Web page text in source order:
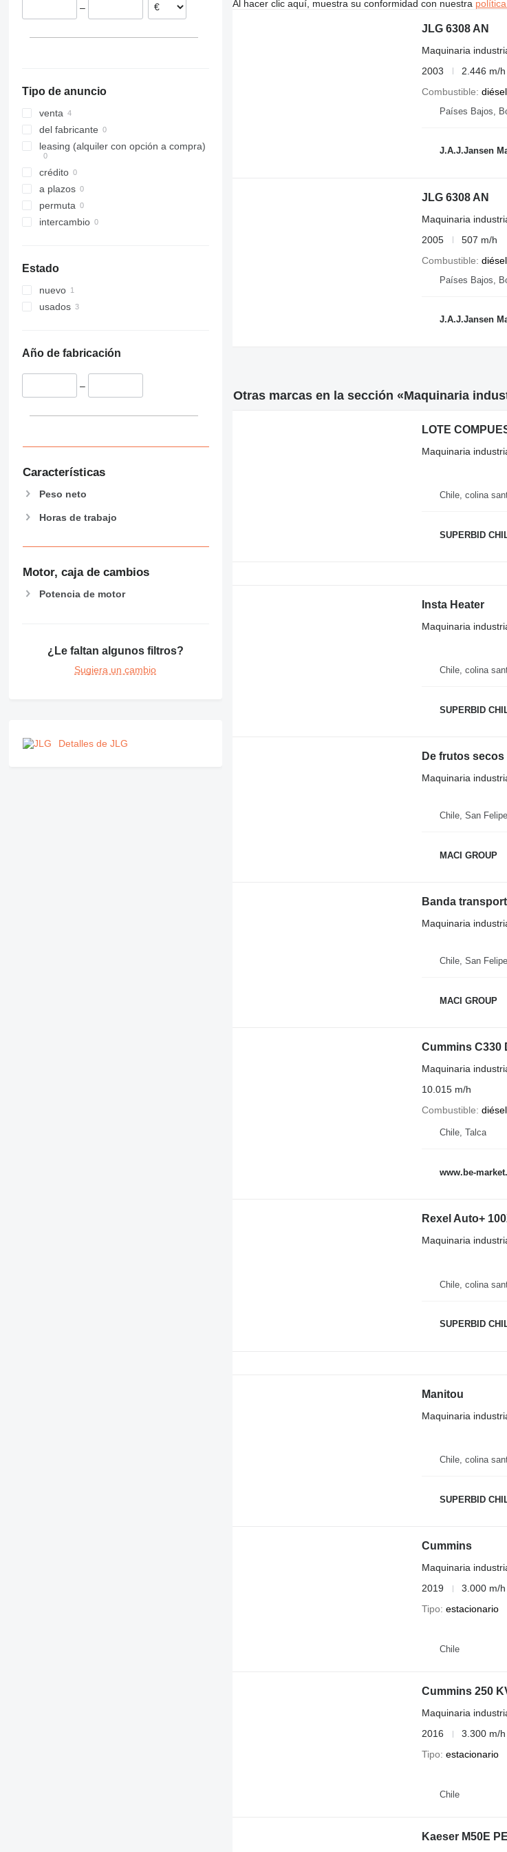
–
Tipo de anuncio
venta
del fabricante
leasing (alquiler con opción a compra)
crédito
a plazos
permuta
intercambio
Estado
nuevo
usados
Año de fabricación
–
Características
Peso neto
Horas de trabajo
Motor, caja de cambios
Potencia de motor
¿Le faltan algunos filtros?
Sugiera un cambio
Detalles de JLG
Al hacer clic aquí, muestra su conformidad con nuestra
JLG 6308 AN
Maquinaria
2003
2.446 m/h
Combustible diésel
Países Bajos,
J.A.J.Jansen
JLG 6308 AN
Maquinaria
2005
507 m/h
Combustible diésel
Países Bajos,
J.A.J.Jansen
Otras marcas en la sección «Maquinaria
LOTE
Maquinaria
Chile, colina
SUPERBID
Insta Heater
Maquinaria
Chile, colina
SUPERBID
De frutos secos
Maquinaria
Chile, San Felipe
MACI GROUP
Banda
Maquinaria
Chile, San Felipe
MACI GROUP
Cummins C330
Maquinaria
10.015 m/h
Combustible diésel
Chile, Talca
www.be-
Rexel Auto+
Maquinaria
Chile, colina
SUPERBID
Manitou
Maquinaria
Chile, colina
SUPERBID
Cummins
Maquinaria
2019
3.000 m/h
Tipo estacionario
Chile
Cummins 250
Maquinaria
2016
3.300 m/h
Tipo estacionario
Chile
Kaeser M50E PE